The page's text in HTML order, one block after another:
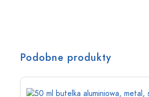
Podobne produkty